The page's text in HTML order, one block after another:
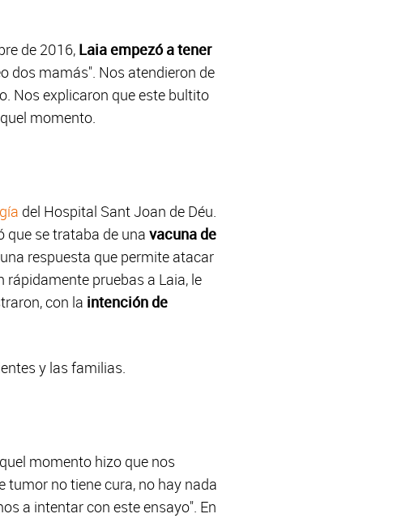
de 2016, Laia empezó a tener
dos mamás". Nos atendieron de
Nos explicaron que este bultito
momento.
del Hospital Sant Joan de Déu.
que se trataba de una vacuna de
respuesta que permite atacar
pruebas a Laia, le
con la intención de
y las familias.
momento hizo que nos
tumor no tiene cura, no hay nada
a intentar con este ensayo". En